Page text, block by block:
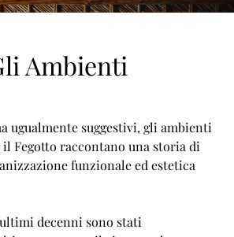
Ambienti
ugualmente suggestivi, gli ambienti
Fegotto raccontano una storia di
funzionale ed estetica
decenni sono stati